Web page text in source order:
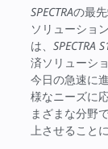
SPECTRAの最
ソリューショ
は、 SPECTRA
済ソリューシ
今日の急速に
様なニーズに
まざまな分野
上させること